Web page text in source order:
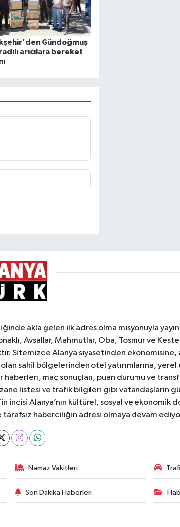
Gündoğmuş
arıcılara bereket
akla gelen ilk adres olma misyonuyla
Avsallar, Mahmutlar, Oba, Tosmur ve
Sitemizde Alanya siyasetinden ekonomisine,
sahil bölgelerinden otel yatırımlarına,
maç sonuçları, puan durumu ve
listesi ve trafik bilgileri gibi vatandaşların
Alanya’nın kültürel, sosyal ve ekonomik
tarafsız haberciliğin adresi olmaya devam
Namaz Vakitleri
Son Dakika Haberleri